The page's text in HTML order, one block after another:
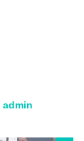
admin